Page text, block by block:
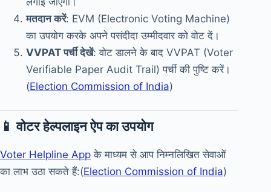
मतदान करें: EVM (Electronic Voting Machine)
का उपयोग करके अपने पसंदीदा उम्मीदवार को वोट दें।
VVPAT पर्ची देखें: वोट डालने के बाद VVPAT (Voter
Verifiable Paper Audit Trail) पर्ची की पुष्टि करें।
(Election Commission of India)
📱 वोटर हेल्पलाइन ऐप का उपयोग
Voter Helpline App के माध्यम से आप निम्नलिखित सेवाओं
का लाभ उठा सकते हैं:(Election Commission of India)